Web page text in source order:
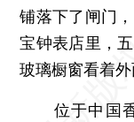
铺落下了闸门
宝钟表店里，
玻璃橱窗看着外
位于中国香